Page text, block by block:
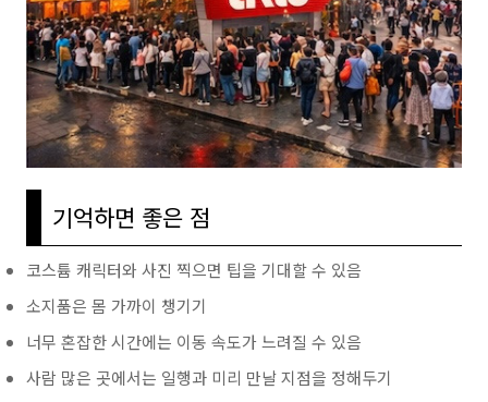
기억하면 좋은 점
코스튬 캐릭터와 사진 찍으면 팁을 기대할 수 있음
소지품은 몸 가까이 챙기기
너무 혼잡한 시간에는 이동 속도가 느려질 수 있음
사람 많은 곳에서는 일행과 미리 만날 지점을 정해두기